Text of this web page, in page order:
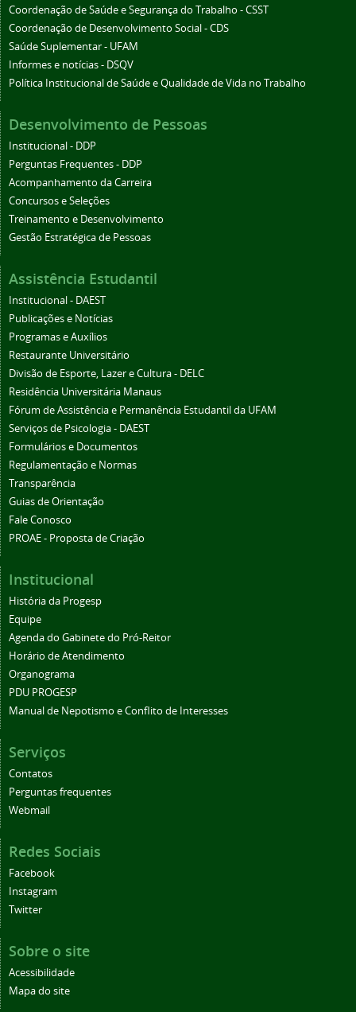
Coordenação de Saúde e Segurança do Trabalho - CSST
Coordenação de Desenvolvimento Social - CDS
Saúde Suplementar - UFAM
Informes e notícias - DSQV
Política Institucional de Saúde e Qualidade de Vida no Trabalho
Desenvolvimento de Pessoas
Institucional - DDP
Perguntas Frequentes - DDP
Acompanhamento da Carreira
Concursos e Seleções
Treinamento e Desenvolvimento
Gestão Estratégica de Pessoas
Assistência Estudantil
Institucional - DAEST
Publicações e Notícias
Programas e Auxílios
Restaurante Universitário
Divisão de Esporte, Lazer e Cultura - DELC
Residência Universitária Manaus
Fórum de Assistência e Permanência Estudantil da UFAM
Serviços de Psicologia - DAEST
Formulários e Documentos
Regulamentação e Normas
Transparência
Guias de Orientação
Fale Conosco
PROAE - Proposta de Criação
Institucional
História da Progesp
Equipe
Agenda do Gabinete do Pró-Reitor
Horário de Atendimento
Organograma
PDU PROGESP
Manual de Nepotismo e Conflito de Interesses
Serviços
Contatos
Perguntas frequentes
Webmail
Redes Sociais
Facebook
Instagram
Twitter
Sobre o site
Acessibilidade
Mapa do site